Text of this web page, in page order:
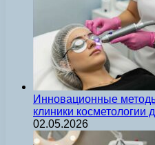
Инновационные
клиники косметологии
02.05.2026